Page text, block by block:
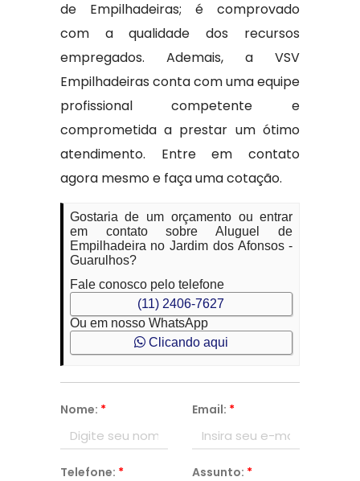
de Empilhadeiras; é comprovado
com a qualidade dos recursos
empregados. Ademais, a VSV
Empilhadeiras conta com uma equipe
profissional competente e
comprometida a prestar um ótimo
atendimento. Entre em contato
agora mesmo e faça uma cotação.
Gostaria de um orçamento ou entrar
em contato sobre Aluguel de
Empilhadeira no Jardim dos Afonsos -
Guarulhos?
Fale conosco pelo telefone
(11) 2406-7627
Ou em nosso WhatsApp
Clicando aqui
Nome: * Email: *
Telefone: * Assunto: *